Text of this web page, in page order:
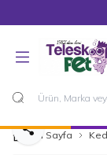
Ana Sayfa
Paylaş